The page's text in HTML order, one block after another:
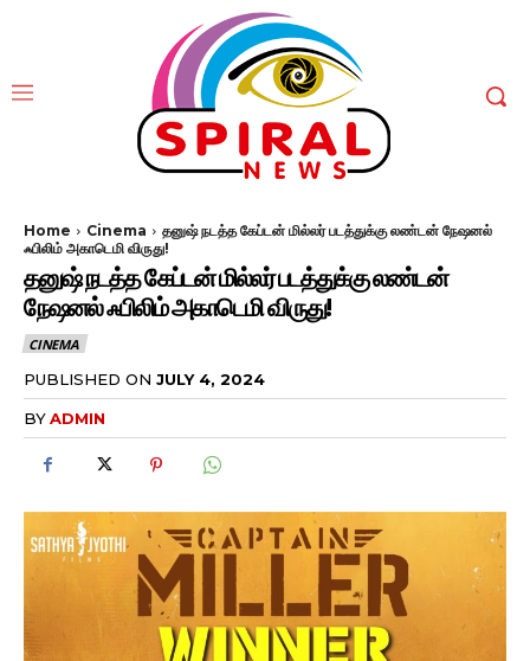
Home Cinema
தனுஷ் நடத்த கேப்டன் மில்லர் படத்துக்கு லண்டன் நேஷனல்
ஃபிலிம் அகாடெமி விருது!
தனுஷ் நடத்த கேப்டன் மில்லர் படத்துக்கு லண்டன்
நேஷனல் ஃபிலிம் அகாடெமி விருது!
CINEMA
PUBLISHED ON JULY 4, 2024
BYADMIN